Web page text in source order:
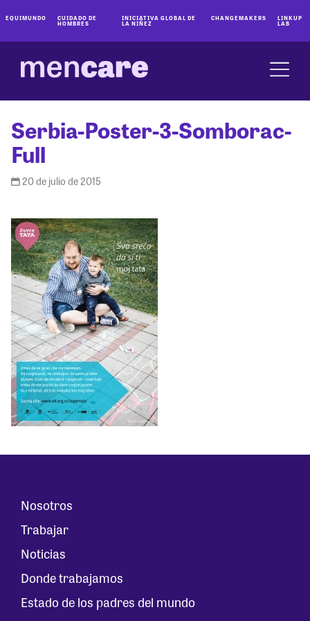
EQUIMUNDO CUIDADO DE
HOMBRES
INICIATIVA GLOBAL DE
LA NIÑEZ
CHANGEMAKERS LINKUP
LAB
Serbia-Poster-3-Somborac-
Full
20 de julio de 2015
Nosotros
Trabajar
Noticias
Donde trabajamos
Estado de los padres del mundo